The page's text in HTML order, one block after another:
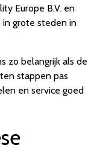
Europe B.V. en
grote steden in
zo belangrijk als de
stappen pas
en service goed